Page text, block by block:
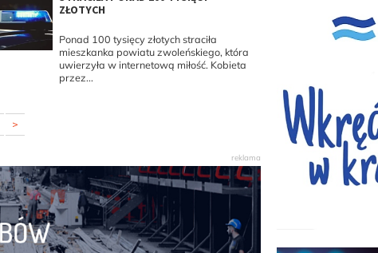
ZŁOTYCH
Ponad 100 tysięcy złotych straciła
mieszkanka powiatu zwoleńskiego, która
uwierzyła w internetową miłość. Kobieta
przez...
>